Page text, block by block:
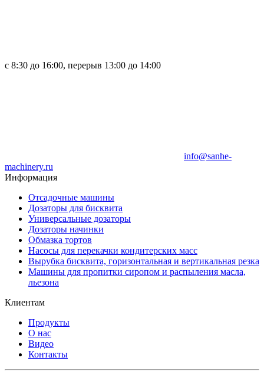
с 8:30 до 16:00, перерыв 13:00 до 14:00
info@sanhe-
machinery.ru
Информация
Отсадочные машины
Дозаторы для бисквита
Универсальные дозаторы
Дозаторы начинки
Обмазка тортов
Насосы для перекачки кондитерских масс
Вырубка бисквита, горизонтальная и вертикальная резка
Машины для пропитки сиропом и распыления масла,
льезона
Клиентам
Продукты
О нас
Видео
Контакты